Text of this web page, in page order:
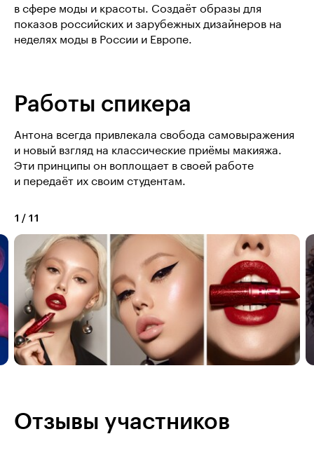
в сфере моды и красоты. Создаёт образы для
показов российских и зарубежных дизайнеров на
неделях моды в России и Европе.
Работы спикера
Антона всегда привлекала свобода самовыражения
и новый взгляд на классические приёмы макияжа.
Эти принципы он воплощает в своей работе
и передаёт их своим студентам.
1 / 11
Отзывы участников